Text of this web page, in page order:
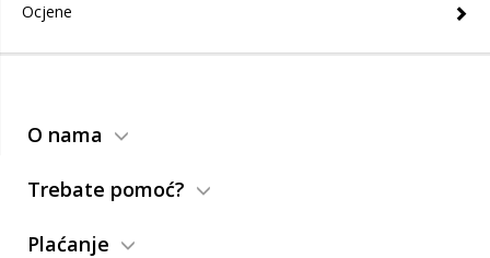
Ocjene
O nama
Trebate pomoć?
Plaćanje